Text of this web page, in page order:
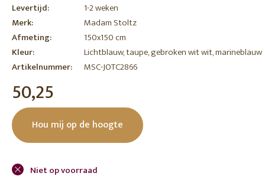
Levertijd:
1-2 weken
Merk:
Madam Stoltz
Afmeting:
150x150 cm
Kleur:
Lichtblauw, taupe, gebroken wit wit, marineblauw
Artikelnummer:
MSC-JOTC2866
50,25
Hou mij op de hoogte
Niet op voorraad